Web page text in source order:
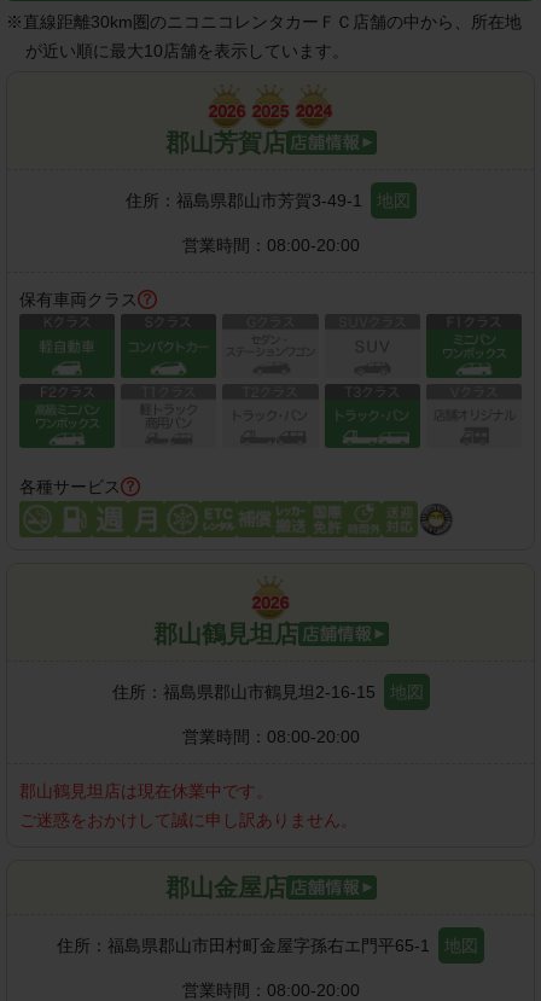
※直線距離30km圏のニコニコレンタカーＦＣ店舗の中から、所在地
が近い順に最大10店舗を表示しています。
郡山芳賀店
住所： 福島県郡山市芳賀3-49-1 地図
営業時間： 08:00-20:00
保有車両クラス
各種サービス
郡山鶴見坦店
住所： 福島県郡山市鶴見坦2-16-15 地図
営業時間： 08:00-20:00
郡山鶴見坦店は現在休業中です。
ご迷惑をおかけして誠に申し訳ありません。
郡山金屋店
住所： 福島県郡山市田村町金屋字孫右エ門平65-1 地図
営業時間： 08:00-20:00